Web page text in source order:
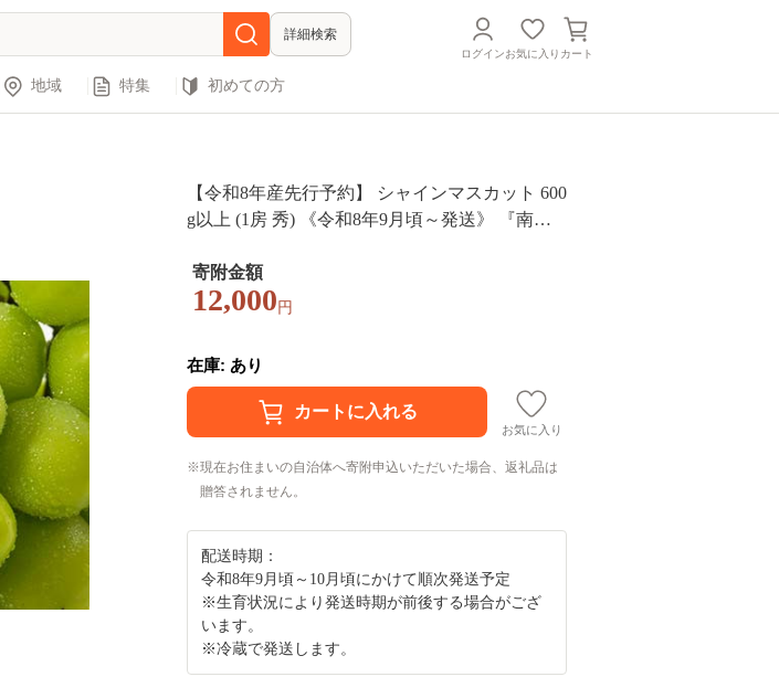
詳細検索
ログインお気に入り カート
地域 特集 初めての方
【令和8年産先行予約】 シャインマスカット 600
g以上 (1房 秀) 《令和8年9月頃～発送》 『南陽
ツ デザート 山形県 南陽市 [1206]
寄附金額
12,000 円
在庫: あり
お気に入り
現在お住まいの自治体へ寄附申込いただいた場合、返礼品は
贈答されません。
配送時期：
令和8年9月頃～10月頃にかけて順次発送予定
※生育状況により発送時期が前後する場合がござ
います。
※冷蔵で発送します。